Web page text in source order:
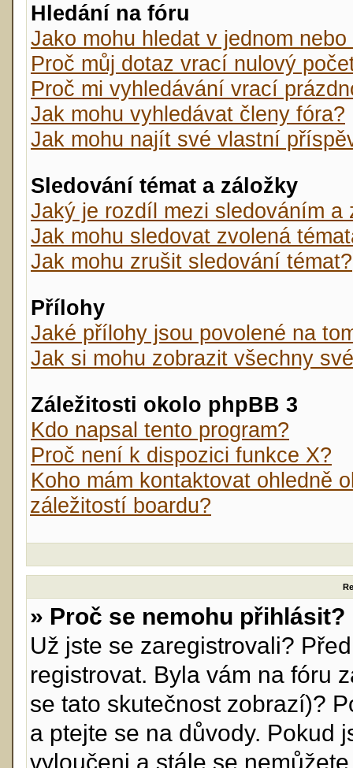
Hledání na fóru
Jako mohu hledat v jednom
Proč můj dotaz vrací nulový
Proč mi vyhledávání vrací
Jak mohu vyhledávat členy fóra?
Jak mohu najít své vlastní
Sledování témat a záložky
Jaký je rozdíl mezi sledováním a
Jak mohu sledovat zvolená
Jak mohu zrušit sledování témat?
Přílohy
Jaké přílohy jsou povolené na
Jak si mohu zobrazit všechny
Záležitosti okolo phpBB 3
Kdo napsal tento program?
Proč není k dispozici funkce X?
Koho mám kontaktovat ohledně
záležitostí boardu?
» Proč se nemohu přihlásit?
Už jste se zaregistrovali?
registrovat. Byla vám na fóru
se tato skutečnost zobrazí)?
a ptejte se na důvody. Pokud
vyloučeni a stále se